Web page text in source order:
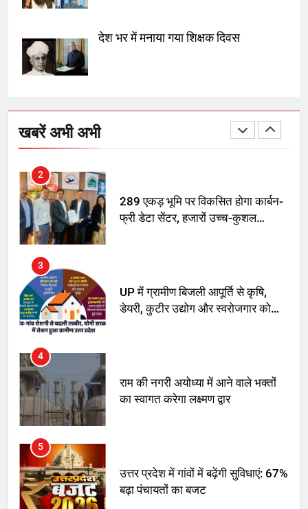
देश भर में मनाया गया शिक्षक दिवस
खबरें अभी अभी
के आरोप खारिज किए, शेखपुरा में पीएम की
अमर शहीद ठाकुर रोशन सिंह के नाम पर
स्वरूप रानी नेहरू चिकित्सालय का
2
289 एकड़ भूमि पर विकसित होगा कार्बन-
फ्री डेटा सेंटर, हजारों उच्च-कुशल
3
UP में ग्रामीण बिजली आपूर्ति से कृषि,
डेयरी, कुटीर उद्योग और स्वरोजगार को
4
राम की नगरी अयोध्या में आने वाले भक्तों
का स्वागत करेगा लक्ष्मण द्वार
5
उत्तर प्रदेश में गांवों में बढ़ेंगी सुविधाएं: 67%
बढ़ा पंचायतों का बजट